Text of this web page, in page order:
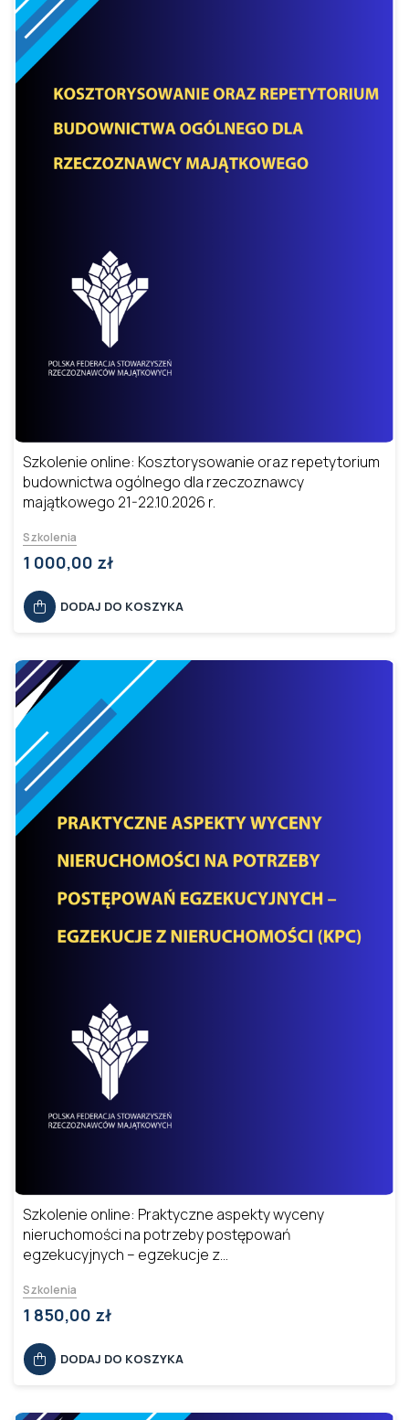
Szkolenie online: Kosztorysowanie oraz repetytorium
budownictwa ogólnego dla rzeczoznawcy
majątkowego 21-22.10.2026 r.
Szkolenia
1 000,00 zł
DODAJ DO KOSZYKA
Szkolenie online: Praktyczne aspekty wyceny
nieruchomości na potrzeby postępowań
egzekucyjnych – egzekucje z...
Szkolenia
1 850,00 zł
DODAJ DO KOSZYKA